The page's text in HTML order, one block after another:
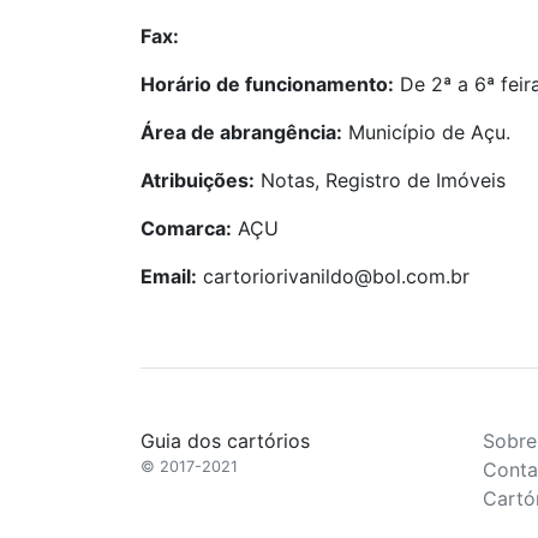
Fax:
Horário de funcionamento: De 2ª a 6ª
Área de abrangência: Município de Açu.
Atribuições: Notas, Registro de Imóveis
Comarca: AÇU
Email: cartoriorivanildo@bol.com.br
Guia dos cartórios
© 2017-2021
Sobre